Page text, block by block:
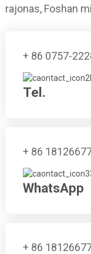
rajonas, Foshan
+ 86 0757-
Tel.
+ 86
WhatsApp
+ 86